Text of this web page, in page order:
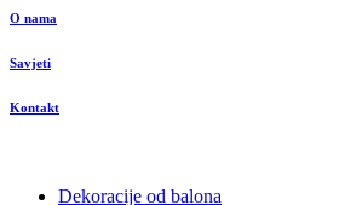
O nama
Savjeti
Kontakt
Dekoracije od balona